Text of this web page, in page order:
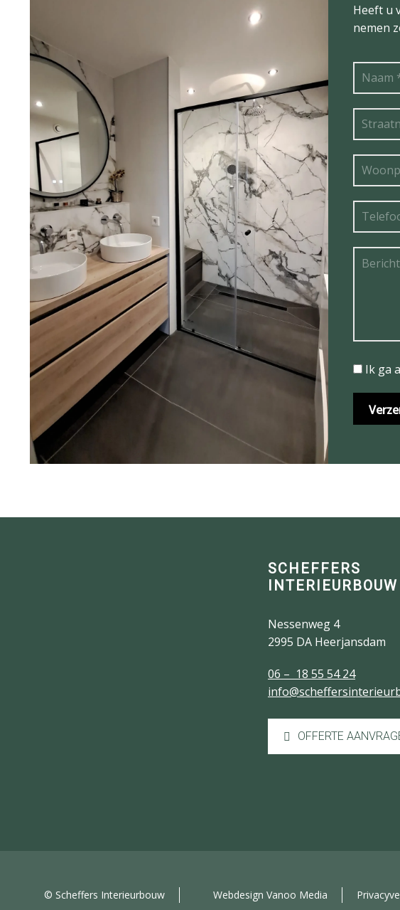
Heeft u
nemen
Ik ga
SCHEFFERS
INTERIEURBOUW
Nessenweg 4
2995 DA Heerjansdam
06 – 18 55 54 24
OFFERTE
© Scheffers Interieurbouw Webdesign Vanoo Media